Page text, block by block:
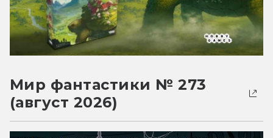
Мир фантастики № 273
(август 2026)